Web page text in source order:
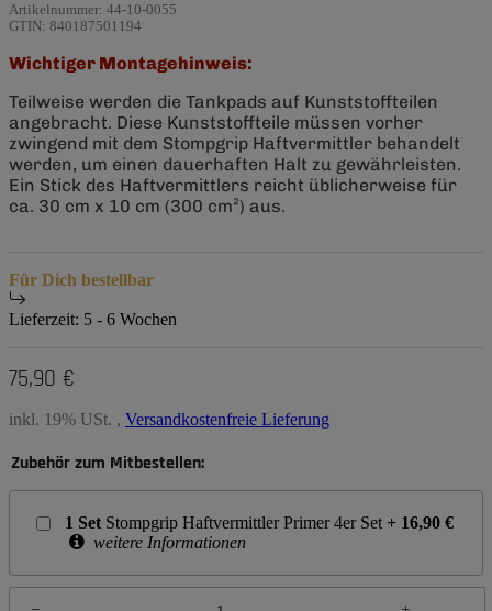
Artikelnummer: 44-10-0055
GTIN: 840187501194
Wichtiger Montagehinweis:
Teilweise werden die Tankpads auf Kunststoffteilen
angebracht. Diese Kunststoffteile müssen vorher
zwingend mit dem Stompgrip Haftvermittler behandelt
werden, um einen dauerhaften Halt zu gewährleisten.
Ein Stick des Haftvermittlers reicht üblicherweise für
ca. 30 cm x 10 cm (300 cm²) aus.
Für Dich bestellbar
Lieferzeit: 5 - 6 Wochen
75,90 €
inkl. 19% USt. , Versandkostenfreie Lieferung
Zubehör zum Mitbestellen:
1 Set Stompgrip Haftvermittler Primer 4er Set + 16,90 €
weitere Informationen